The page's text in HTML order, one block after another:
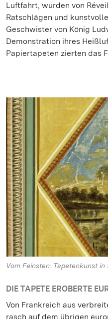
Luftfahrt, wurden von
Ratschlägen und
Geschwister von König
Demonstration ihres
Papiertapeten zierten das
Vom Feinsten: Tapetenkunst
DIE TAPETE EROBERTE
Von Frankreich aus
rasch auf dem übrigen